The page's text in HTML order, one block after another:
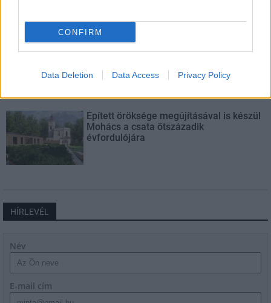
CONFIRM
Data Deletion Data Access Privacy Policy
Látlelet a hazai víziközművekről?
múlt Bicske vízellátása
Épített öröksége megújításával is készül
Mohács a csata ötszázadik
évfordulójára
HÍRLEVÉL
Név
E-mail cím